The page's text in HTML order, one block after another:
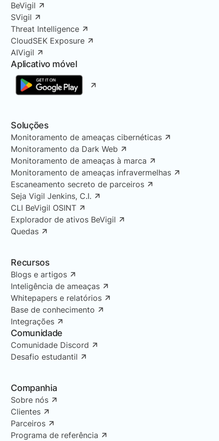
BeVigil
SVigil
Threat Intelligence
CloudSEK Exposure
AIVigil
Aplicativo móvel
Soluções
Monitoramento de ameaças cibernéticas
Monitoramento da Dark Web
Monitoramento de ameaças à marca
Monitoramento de ameaças infravermelhas
Escaneamento secreto de parceiros
Seja Vigil Jenkins, C.I.
CLI BeVigil OSINT
Explorador de ativos BeVigil
Quedas
Recursos
Blogs e artigos
Inteligência de ameaças
Whitepapers e relatórios
Base de conhecimento
Integrações
Comunidade
Comunidade Discord
Desafio estudantil
Companhia
Sobre nós
Clientes
Parceiros
Programa de referência